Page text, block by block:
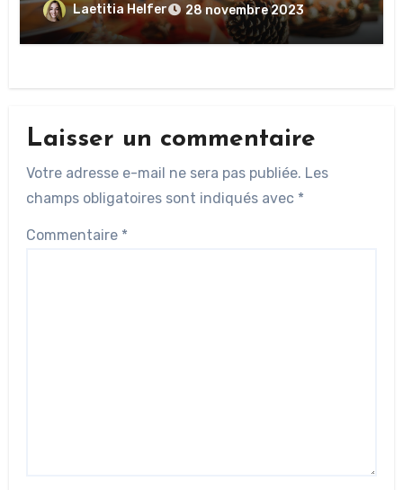
Laetitia Helfer 28 novembre 2023
Laisser un commentaire
Votre adresse e-mail ne sera pas publiée. Les
champs obligatoires sont indiqués avec *
Commentaire *